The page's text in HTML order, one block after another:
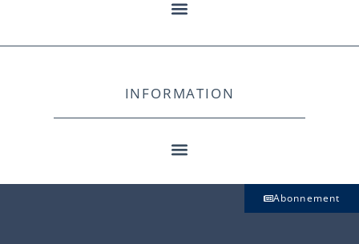
INFORMATION
Abonnement